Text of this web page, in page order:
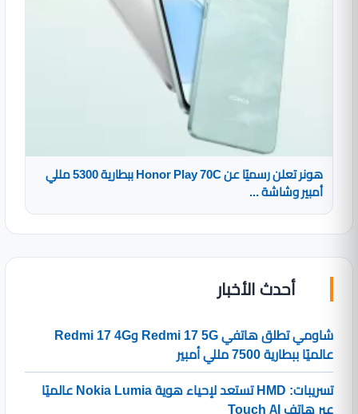
هونر تعلن رسميًا عن Honor Play 70C ببطارية 5300 مللي
أمبير وشاشة ...
أحدث الأخبار
شاومي تطلق هاتفي Redmi 17 5G وRedmi 17 4G
عالميًا ببطارية 7500 مللي أمبير
تسريبات: HMD تستعد لإحياء هوية Nokia Lumia عالميًا
عبر هاتف Touch AI